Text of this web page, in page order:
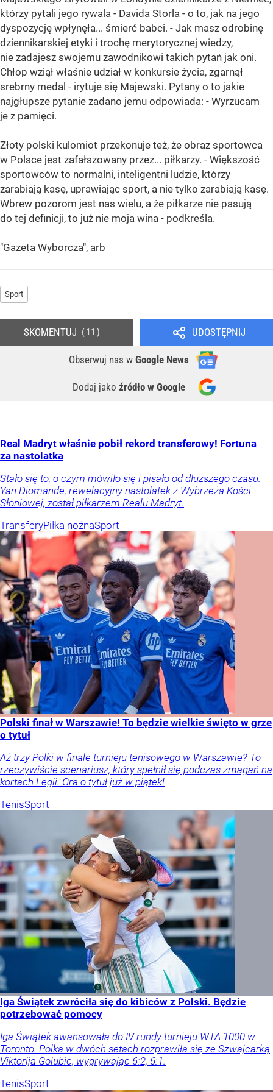
którzy pytali jego rywala - Davida Storla - o to, jak na jego
dyspozycję wpłynęła... śmierć babci. - Jak masz odrobinę
dziennikarskiej etyki i trochę merytorycznej wiedzy,
nie zadajesz swojemu zawodnikowi takich pytań jak oni.
Chłop wziął właśnie udział w konkursie życia, zgarnął
srebrny medal - irytuje się Majewski. Pytany o to jakie
najgłupsze pytanie zadano jemu odpowiada: - Wyrzucam
je z pamięci.
Złoty polski kulomiot przekonuje też, że obraz sportowca
w Polsce jest zafałszowany przez... piłkarzy. - Większość
sportowców to normalni, inteligentni ludzie, którzy
zarabiają kasę, uprawiając sport, a nie tylko zarabiają kasę.
Wbrew pozorom jest nas wielu, a że piłkarze nie pasują
do tej definicji, to już nie moja wina - podkreśla.
"Gazeta Wyborcza", arb
Sport
UDOSTĘPNIJ
Obserwuj nas w Google News
Dodaj jako źródło w Google
SKOMENTUJ 11
Real Madryt właśnie pobił rekord transferowy! Fortuna
za nastolatka
Stało się to, o czym mówiło się i pisało od dłuższego czasu.
Yan Diomande, rewelacyjny nastolatek z Wybrzeża Kości
Słoniowej, został piłkarzem Realu Madryt.
TransferyPiłka nożnaSport
Polski finał w Warszawie! To będzie wielkie święto w grze
o tytuł
Aż trzy Polki w finale turnieju tenisowego w Warszawie? To
rzeczywiście scenariusz, który spełnił się podczas zmagań na
kortach Legii. Gra o tytuł już w piątek!
TenisSport
Iga Świątek zwróciła się do kibiców z Polski. Będzie
potrzebować pomocy
Iga Świątek awansowała do IV rundy turnieju WTA 1000 w
Toronto. Polka w dwóch setach rozprawiła się ze Szwajcarką
Viktorija Golubic, wygrywając 6:2, 6:1.
TenisSport